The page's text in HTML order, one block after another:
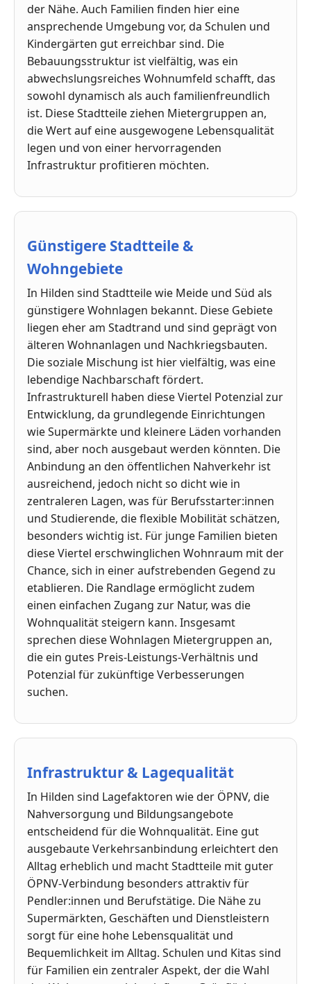
der Nähe. Auch Familien finden hier eine
ansprechende Umgebung vor, da Schulen und
Kindergärten gut erreichbar sind. Die
Bebauungsstruktur ist vielfältig, was ein
abwechslungsreiches Wohnumfeld schafft, das
sowohl dynamisch als auch familienfreundlich
ist. Diese Stadtteile ziehen Mietergruppen an,
die Wert auf eine ausgewogene Lebensqualität
legen und von einer hervorragenden
Infrastruktur profitieren möchten.
Günstigere Stadtteile &
Wohngebiete
In Hilden sind Stadtteile wie Meide und Süd als
günstigere Wohnlagen bekannt. Diese Gebiete
liegen eher am Stadtrand und sind geprägt von
älteren Wohnanlagen und Nachkriegsbauten.
Die soziale Mischung ist hier vielfältig, was eine
lebendige Nachbarschaft fördert.
Infrastrukturell haben diese Viertel Potenzial zur
Entwicklung, da grundlegende Einrichtungen
wie Supermärkte und kleinere Läden vorhanden
sind, aber noch ausgebaut werden könnten. Die
Anbindung an den öffentlichen Nahverkehr ist
ausreichend, jedoch nicht so dicht wie in
zentraleren Lagen, was für Berufsstarter:innen
und Studierende, die flexible Mobilität schätzen,
besonders wichtig ist. Für junge Familien bieten
diese Viertel erschwinglichen Wohnraum mit der
Chance, sich in einer aufstrebenden Gegend zu
etablieren. Die Randlage ermöglicht zudem
einen einfachen Zugang zur Natur, was die
Wohnqualität steigern kann. Insgesamt
sprechen diese Wohnlagen Mietergruppen an,
die ein gutes Preis-Leistungs-Verhältnis und
Potenzial für zukünftige Verbesserungen
suchen.
Infrastruktur & Lagequalität
In Hilden sind Lagefaktoren wie der ÖPNV, die
Nahversorgung und Bildungsangebote
entscheidend für die Wohnqualität. Eine gut
ausgebaute Verkehrsanbindung erleichtert den
Alltag erheblich und macht Stadtteile mit guter
ÖPNV-Verbindung besonders attraktiv für
Pendler:innen und Berufstätige. Die Nähe zu
Supermärkten, Geschäften und Dienstleistern
sorgt für eine hohe Lebensqualität und
Bequemlichkeit im Alltag. Schulen und Kitas sind
für Familien ein zentraler Aspekt, der die Wahl